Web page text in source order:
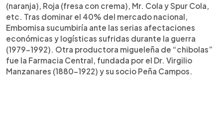
(naranja), Roja (fresa con crema), Mr. Cola y Spur Cola,
etc. Tras dominar el 40% del mercado nacional,
Embomisa sucumbiría ante las serias afectaciones
económicas y logísticas sufridas durante la guerra
(1979-1992). Otra productora migueleña de “chibolas”
fue la Farmacia Central, fundada por el Dr. Virgilio
Manzanares (1880-1922) y su socio Peña Campos.